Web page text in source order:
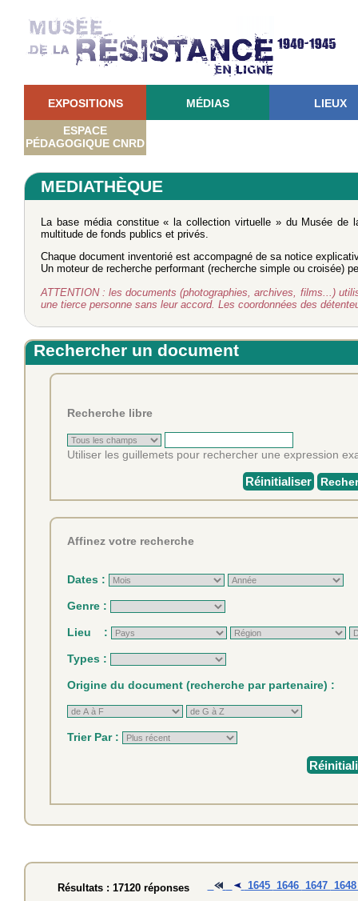
EXPOSITIONS MÉDIAS LIEUX
ESPACE
PÉDAGOGIQUE CNRD
MEDIATHÈQUE
La base média constitue « la collection virtuelle » du Musée
multitude de fonds publics et privés.
Chaque document inventorié est accompagné de sa notice
Un moteur de recherche performant (recherche simple ou croisée)
ATTENTION : les documents (photographies, archives, films...)
une tierce personne sans leur accord. Les coordonnées des
Rechercher un document
Recherche libre
Utiliser les guillemets pour rechercher une expression
Réinitialiser
Affinez votre recherche
Dates :
Genre :
Lieu :
Types :
Origine du document (recherche par partenaire) :
Trier Par :
1645 1646 1647
Résultats : 17120 réponses